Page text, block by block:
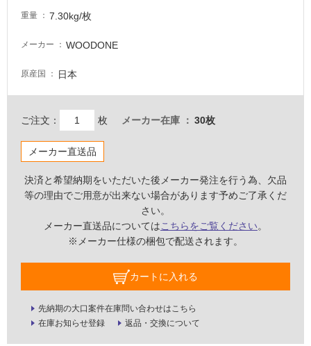
重量 7.30kg/枚
メーカー WOODONE
原産国 日本
ご注文： 枚 メーカー在庫 30枚
メーカー直送品
決済と希望納期をいただいた後メーカー発注を行う為、欠品
等の理由でご用意が出来ない場合があります予めご了承くだ
さい。
メーカー直送品についてはこちらをご覧ください。
※メーカー仕様の梱包で配送されます。
カートに入れる
先納期の大口案件在庫問い合わせはこちら
在庫お知らせ登録
返品・交換について
常
適
て
い
る
適
し
て
い
る
注
意
適
し